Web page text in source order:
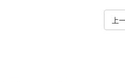
上